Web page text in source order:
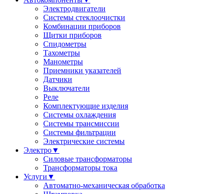
Электродвигатели
Системы стеклоочистки
Комбинации приборов
Щитки приборов
Спидометры
Тахометры
Манометры
Приемники указателей
Датчики
Выключатели
Реле
Комплектующие изделия
Системы охлаждения
Системы трансмиссии
Системы фильтрации
Электрические системы
Электро▼
Силовые трансформаторы
Трансформаторы тока
Услуги ▼
Автоматно-механическая обработка